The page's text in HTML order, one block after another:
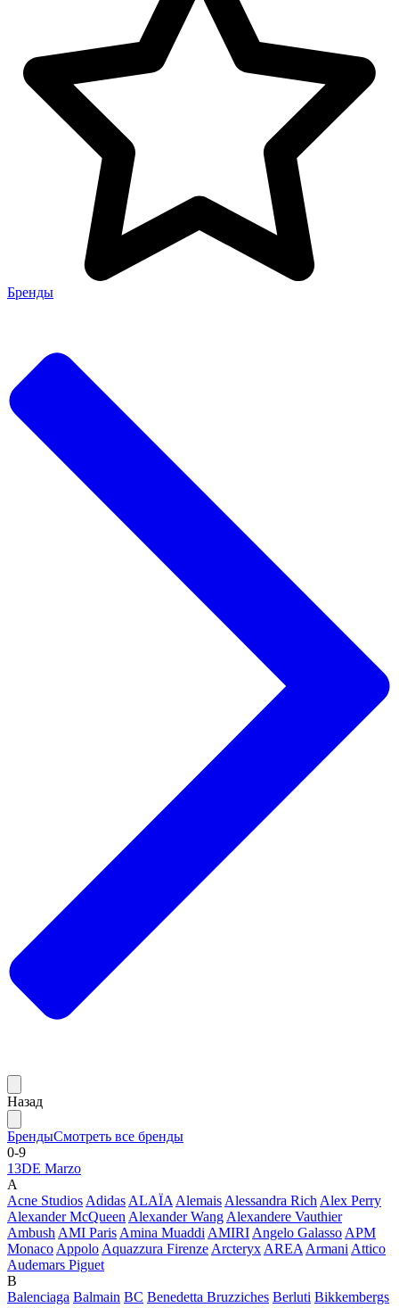
Бренды
Назад
БрендыСмотреть все бренды
0-9
13DE Marzo
A
Acne StudiosAdidasALAÏAAlemaisAlessandra RichAlex Perry
Alexander McQueenAlexander WangAlexandere Vauthier
AmbushAMI ParisAmina MuaddiAMIRIAngelo GalassoAPM
MonacoAppoloAquazzura FirenzeArcteryxAREAArmaniAttico
Audemars Piguet
B
Balenciaga Balmain BC Benedetta Bruzziches Berluti Bikkembergs